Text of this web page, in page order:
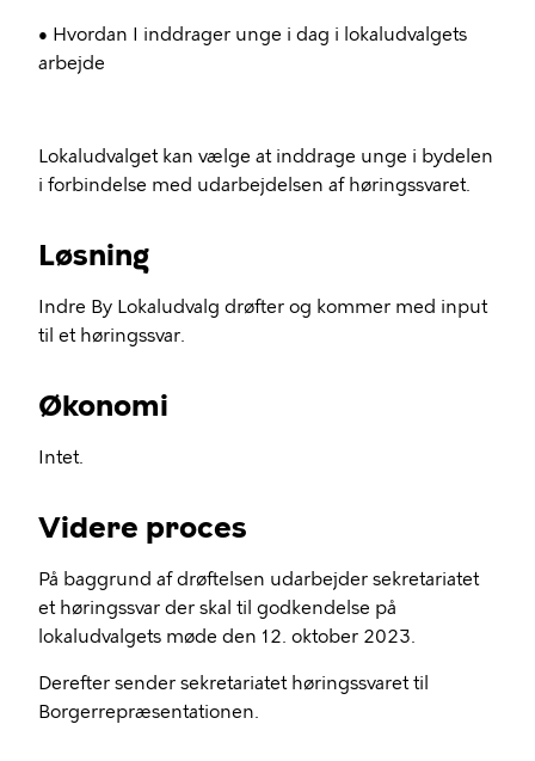
• Hvordan I inddrager unge i dag i lokaludvalgets
arbejde
Lokaludvalget kan vælge at inddrage unge i bydelen
i forbindelse med udarbejdelsen af høringssvaret.
Løsning
Indre By Lokaludvalg drøfter og kommer med input
til et høringssvar.
Økonomi
Intet.
Videre proces
På baggrund af drøftelsen udarbejder sekretariatet
et høringssvar der skal til godkendelse på
lokaludvalgets møde den 12. oktober 2023.
Derefter sender sekretariatet høringssvaret til
Borgerrepræsentationen.